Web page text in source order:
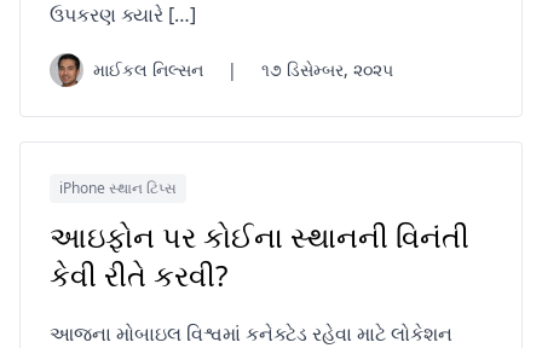
ઉપકરણ ક્યારે […]
માઈકલ નિલ્સન | ૧૭ ડિસેમ્બર, ૨૦૨૫
iPhone સ્થાન ટિપ્સ
આઇફોન પર કોઈના સ્થાનની વિનંતી
કેવી રીતે કરવી?
આજના મોબાઇલ વિશ્વમાં કનેક્ટેડ રહેવા માટે લોકેશન